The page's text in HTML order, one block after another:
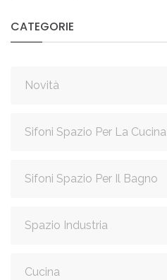
CATEGORIE
Novità
Sifoni Spazio Per La Cucina
Sifoni Spazio Per Il Bagno
Spazio Industria
Cucina